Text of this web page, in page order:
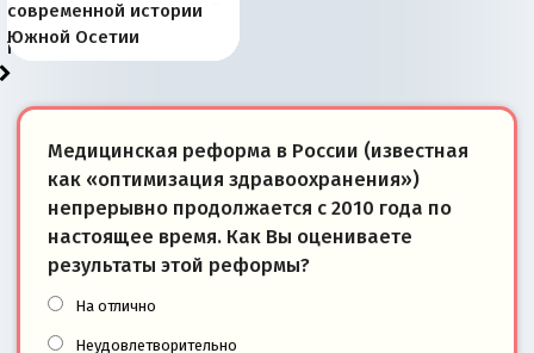
тем, что они -
победители
Запада рассказала о
«переобувании» хозяев
перемены: 15 шагов к
суверенной экономике
Европы
сбрасывать балласт
Анкориджа
года: первые уступки во
внутренней политике
сегодня
Варшаве не поможет её
отношениям с Россией?
современной истории
Южной Осетии
Медицинская реформа в России (известная
как «оптимизация здравоохранения»)
непрерывно продолжается с 2010 года по
настоящее время. Как Вы оцениваете
результаты этой реформы?
На отлично
Неудовлетворительно